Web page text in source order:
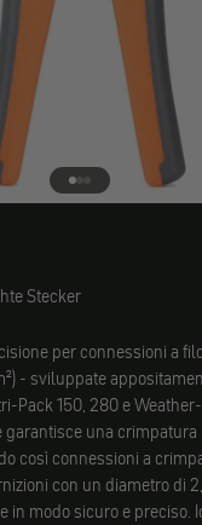
Vai all'elemento 1
Vai all'elemento 2
Vai all'elemento 3
Stecker
per connessioni a
- sviluppate
Pack 150, 280 e
una crimpatura
così connessioni a
con un diametro di
in modo sicuro e preciso.